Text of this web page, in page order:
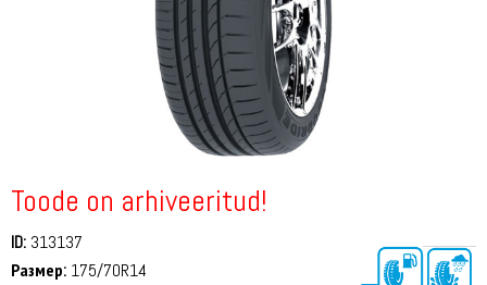
Toode on arhiveeritud!
ID: 313137
Размер: 175/70R14